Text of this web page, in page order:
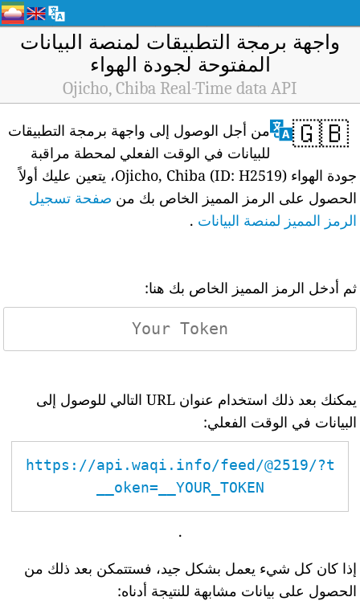
واجهة برمجة التطبيقات لمنصة البيانات
المفتوحة لجودة الهواء
Ojicho, Chiba Real-Time data API
🇬🇧
من أجل الوصول إلى واجهة برمجة التطبيقات
للبيانات في الوقت الفعلي لمحطة مراقبة
جودة الهواء Ojicho, Chiba (ID: H2519)، يتعين عليك أولاً
الحصول على الرمز المميز الخاص بك من صفحة تسجيل
الرمز المميز لمنصة البيانات .
ثم أدخل الرمز المميز الخاص بك هنا:
يمكنك بعد ذلك استخدام عنوان URL التالي للوصول إلى
البيانات في الوقت الفعلي:
https://api.waqi.info/feed/@2519/?t
oken=__YOUR_TOKEN__
.
إذا كان كل شيء يعمل بشكل جيد، فستتمكن بعد ذلك من
الحصول على بيانات مشابهة للنتيجة أدناه: